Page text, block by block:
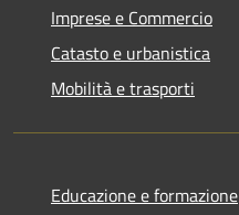
Imprese e Commercio
Catasto e urbanistica
Mobilità e trasporti
Educazione e formazione